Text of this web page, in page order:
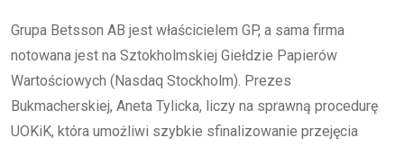
Grupa Betsson AB jest właścicielem GP, a sama firma
notowana jest na Sztokholmskiej Giełdzie Papierów
Wartościowych (Nasdaq Stockholm). Prezes
Bukmacherskiej, Aneta Tylicka, liczy na sprawną procedurę
UOKiK, która umożliwi szybkie sfinalizowanie przejęcia